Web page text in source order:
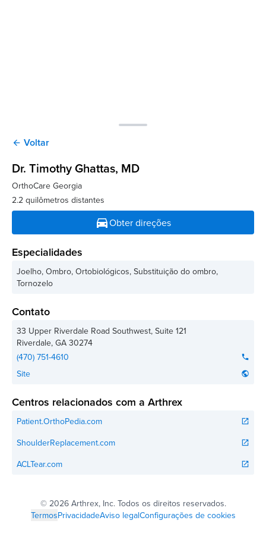
arrow_back Voltar
Dr. Timothy Ghattas, MD
OrthoCare Georgia
2.2 quilômetros distantes
directions_carObter direções
Especialidades
Joelho, Ombro, Ortobiológicos, Substituição do ombro,
Tornozelo
Contato
33 Upper Riverdale Road Southwest, Suite 121
Riverdale, GA 30274
(470) 751-4610
phone
Site public
Centros relacionados com a Arthrex
Patient.OrthoPedia.com open_in_new
ShoulderReplacement.com open_in_new
ACLTear.com open_in_new
© 2026 Arthrex, Inc. Todos os direitos reservados.
TermosPrivacidadeAviso legalConfigurações de cookies